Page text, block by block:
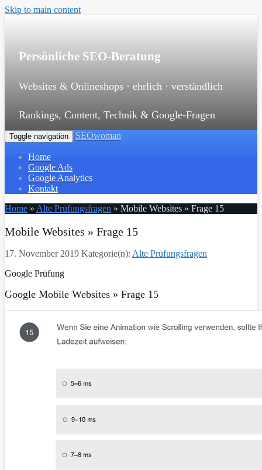
Skip to main content
Persönliche SEO-Beratung
Websites & Onlineshops · ehrlich · verständlich
Rankings, Content, Technik & Google-Fragen
Toggle navigation SEOwoman
Home
Google Ads
Google Analytics
Kontakt
Home » Alte Prüfungsfragen » Mobile Websites » Frage 15
Mobile Websites » Frage 15
17. November 2019 Kategorie(n): Alte Prüfungsfragen
Google Prüfung
Google Mobile Websites » Frage 15